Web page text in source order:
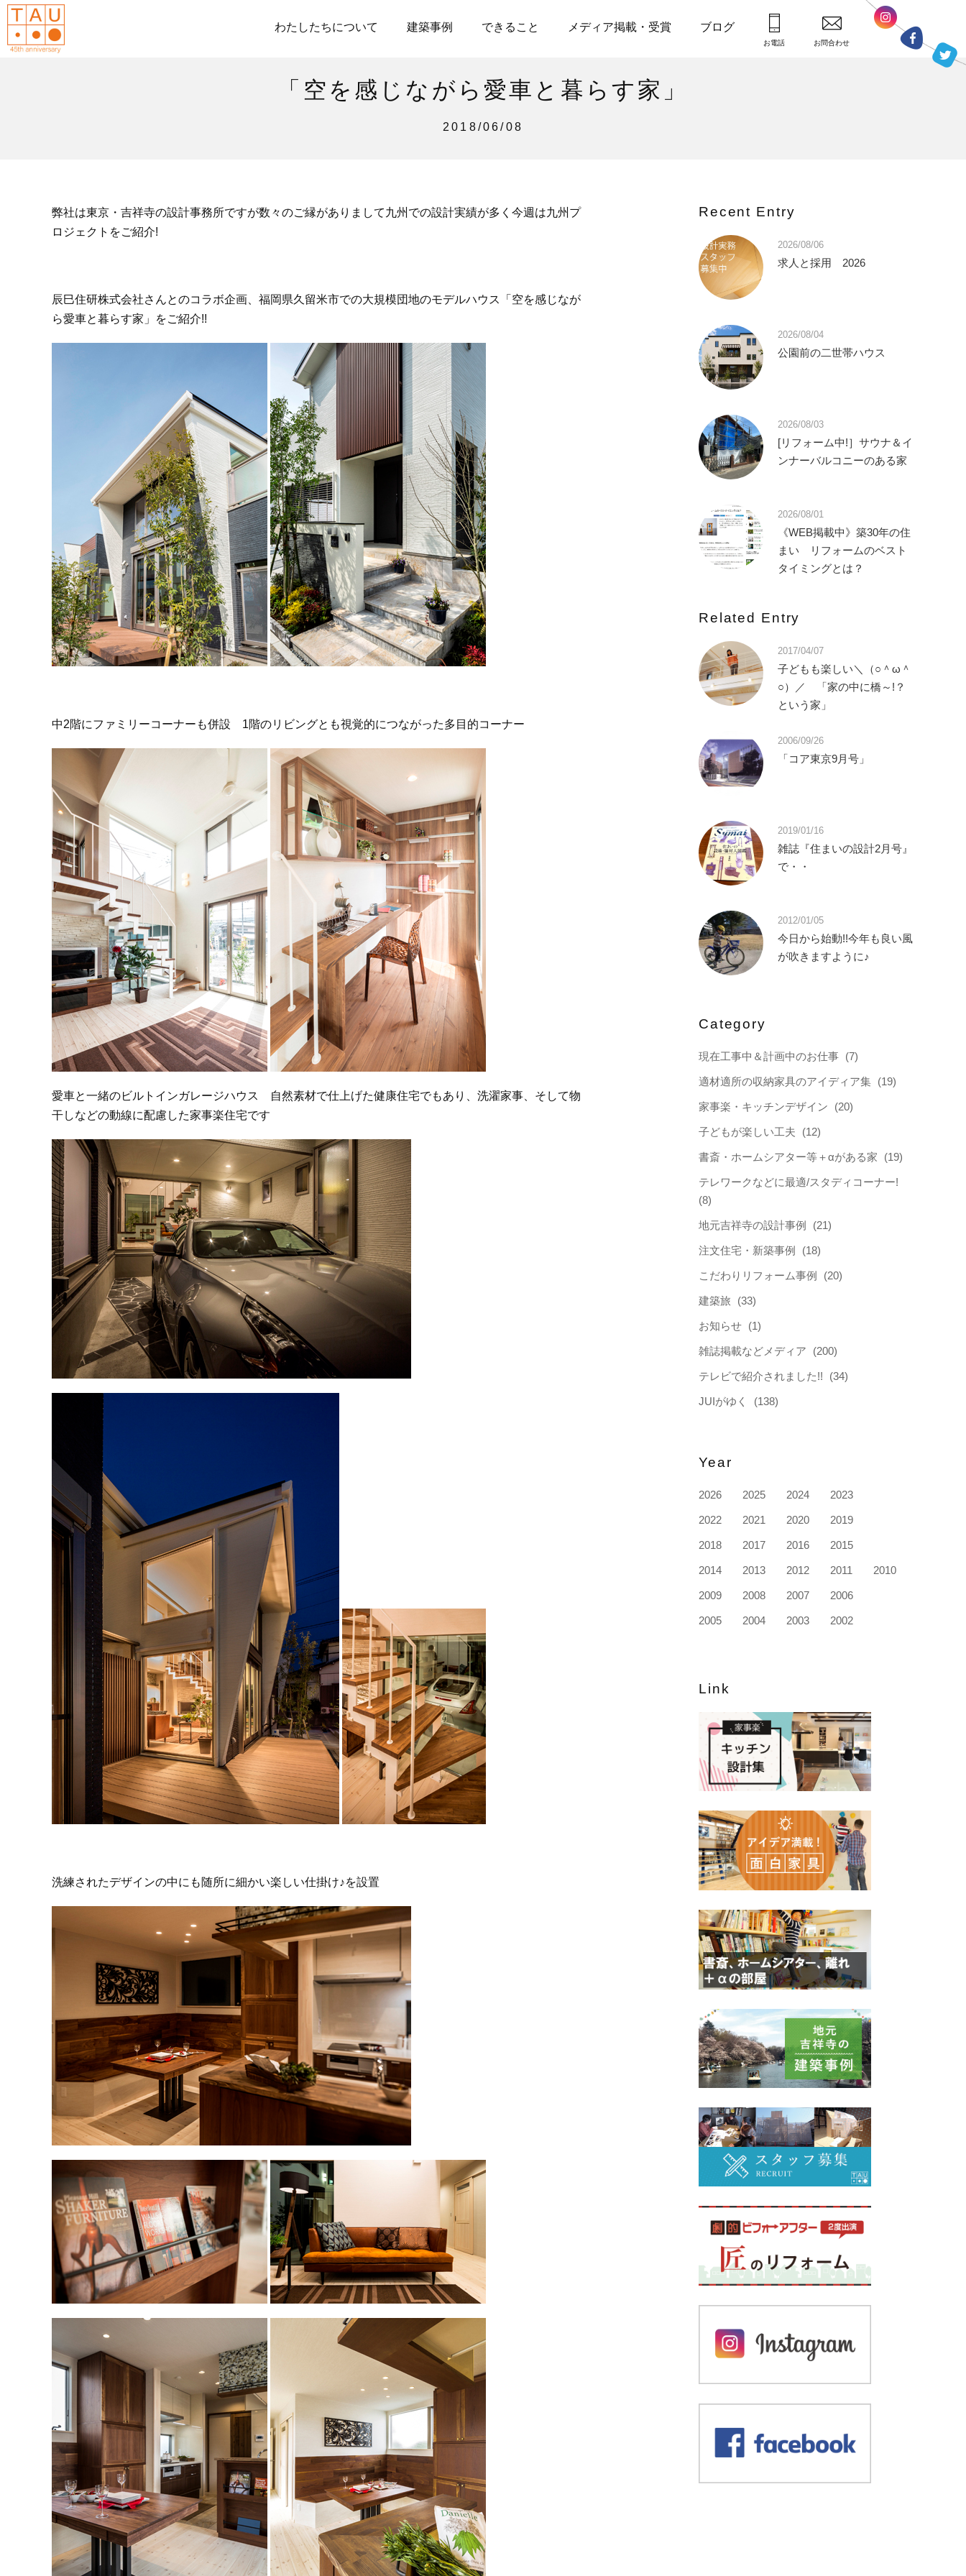
わたしたちについて 建築事例 できること メディア掲載・受賞 ブログ
お電話 お問合わせ
「空を感じながら愛車と暮らす家」
2018/06/08
弊社は東京・吉祥寺の設計事務所ですが数々のご縁がありまして九州での設計実績が多く今週は九州プ
ロジェクトをご紹介!
辰巳住研株式会社さんとのコラボ企画、福岡県久留米市での大規模団地のモデルハウス「空を感じなが
ら愛車と暮らす家」をご紹介!!
中2階にファミリーコーナーも併設 1階のリビングとも視覚的につながった多目的コーナー
愛車と一緒のビルトインガレージハウス 自然素材で仕上げた健康住宅でもあり、洗濯家事、そして物
干しなどの動線に配慮した家事楽住宅です
洗練されたデザインの中にも随所に細かい楽しい仕掛け♪を設置
Recent Entry
2026/08/06
求人と採用 2026
2026/08/04
公園前の二世帯ハウス
2026/08/03
[リフォーム中!］サウナ＆イ
ンナーバルコニーのある家
2026/08/01
《WEB掲載中》築30年の住
まい リフォームのベスト
タイミングとは？
Related Entry
2017/04/07
子どもも楽しい＼（○＾ω＾
○）／ 「家の中に橋～!？
という家」
2006/09/26
「コア東京9月号」
2019/01/16
雑誌『住まいの設計2月号』
で・・
2012/01/05
今日から始動!!今年も良い風
が吹きますように♪
Category
現在工事中＆計画中のお仕事 (7)
適材適所の収納家具のアイディア集 (19)
家事楽・キッチンデザイン (20)
子どもが楽しい工夫 (12)
書斎・ホームシアター等＋αがある家 (19)
テレワークなどに最適/スタディコーナー!
(8)
地元吉祥寺の設計事例 (21)
注文住宅・新築事例 (18)
こだわりリフォーム事例 (20)
建築旅 (33)
お知らせ (1)
雑誌掲載などメディア (200)
テレビで紹介されました!! (34)
JUIがゆく (138)
Year
2026 2025 2024 2023
2022 2021 2020 2019
2018 2017 2016 2015
2014 2013 2012 2011 2010
2009 2008 2007 2006
2005 2004 2003 2002
Link